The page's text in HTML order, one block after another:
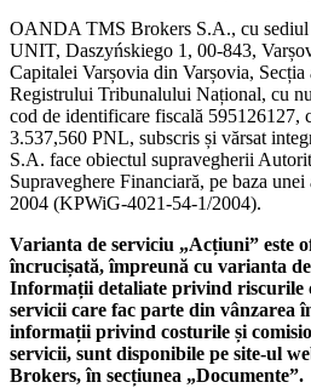
OANDA TMS Brokers S.A., cu sediul
UNIT, Daszyńskiego 1, 00-843,
Capitalei Varșovia din Varșovia,
Registrului Tribunalului Național, cu
cod de identificare fiscală 595126127,
3.537,560 PNL, subscris și vărsat
S.A. face obiectul supravegherii
Supraveghere Financiară, pe baza
2004 (KPWiG-4021-54-1/2004).
Varianta de serviciu „Acțiuni” este
încrucișată, împreună cu varianta
Informații detaliate privind riscurile
servicii care fac parte din vânzarea
informații privind costurile și
servicii, sunt disponibile pe site-ul
Brokers, în secțiunea „Documente”.